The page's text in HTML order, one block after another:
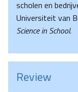
scholen en
Universiteit van
Science in School.
Review